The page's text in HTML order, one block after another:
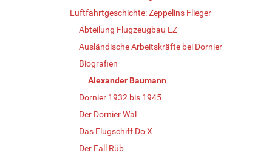
Luftfahrtgeschichte: Zeppelins Flieger
Abteilung Flugzeugbau LZ
Ausländische Arbeitskräfte bei Dornier
Biografien
Alexander Baumann
Dornier 1932 bis 1945
Der Dornier Wal
Das Flugschiff Do X
Der Fall Rüb